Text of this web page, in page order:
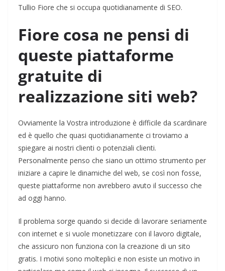
Tullio Fiore che si occupa quotidianamente di SEO.
Fiore cosa ne pensi di
queste piattaforme
gratuite di
realizzazione siti web?
Ovviamente la Vostra introduzione è difficile da scardinare
ed è quello che quasi quotidianamente ci troviamo a
spiegare ai nostri clienti o potenziali clienti.
Personalmente penso che siano un ottimo strumento per
iniziare a capire le dinamiche del web, se così non fosse,
queste piattaforme non avrebbero avuto il successo che
ad oggi hanno.
Il problema sorge quando si decide di lavorare seriamente
con internet e si vuole monetizzare con il lavoro digitale,
che assicuro non funziona con la creazione di un sito
gratis. I motivi sono molteplici e non esiste un motivo in